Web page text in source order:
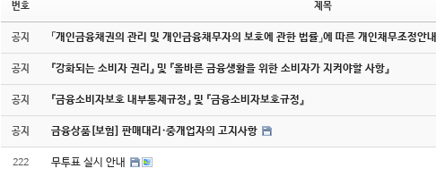
번호 제목
공지 「개인금융채권의 관리 및 개인금융채무자의 보호에 관한 법률」에 따른 개인채무조정안내
공지 『강화되는 소비자 권리』 및 『올바른 금융생활을 위한 소비자가 지켜야할 사항』
공지 『금융소비자보호 내부통제규정』 및 『금융소비자보호규정』
공지 금융상품[보험] 판매대리·중개업자의 고지사항
222 무투표 실시 안내